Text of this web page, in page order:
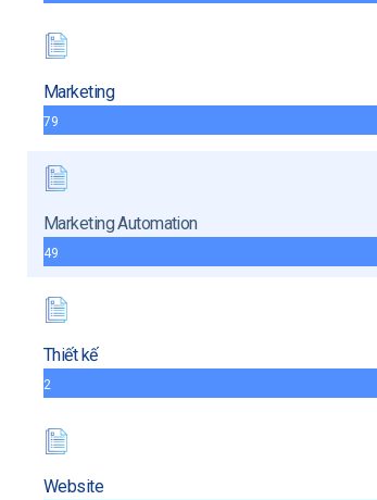
Marketing
79
Marketing Automation
49
Thiết kế
2
Website